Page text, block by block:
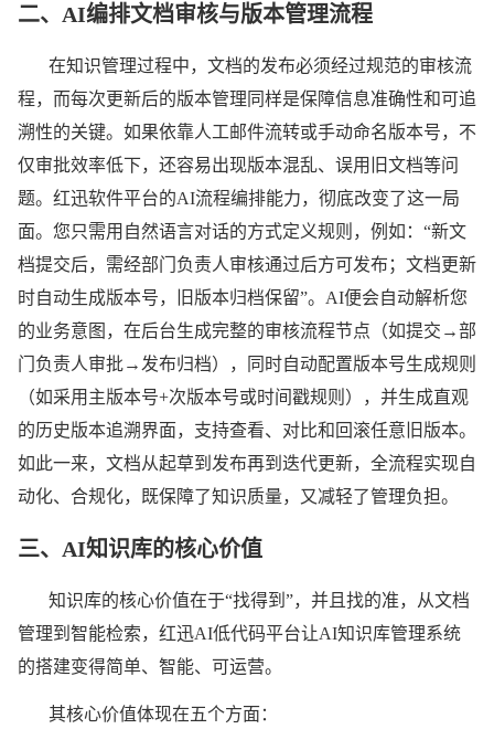
AI低代码开
发平台
知识库管理
系统搭建
二、 AI编排文档审核与版本管理流程
在知识管理过程中，文档的发布必须经过规范的审核流
程，而每次更新后的版本管理同样是保障信息准确性和可追
溯性的关键。如果依靠人工邮件流转或手动命名版本号，不
仅审批效率低下，还容易出现版本混乱、误用旧文档等问
题。红迅软件平台的AI流程编排能力，彻底改变了这一局
面。您只需用自然语言对话的方式定义规则，例如：“新文
档提交后，需经部门负责人审核通过后方可发布；文档更新
时自动生成版本号，旧版本归档保留”。AI便会自动解析您
的业务意图，在后台生成完整的审核流程节点（如提交→部
门负责人审批→发布归档），同时自动配置版本号生成规则
（如采用主版本号+次版本号或时间戳规则），并生成直观
的历史版本追溯界面，支持查看、对比和回滚任意旧版本。
如此一来，文档从起草到发布再到迭代更新，全流程实现自
动化、合规化，既保障了知识质量，又减轻了管理负担。
三、 AI知识库的核心价值
知识库的核心价值在于“找得到”，并且找的准，从文档
管理到智能检索，红迅AI低代码平台让AI知识库管理系统
的搭建变得简单、智能、可运营。
其核心价值体现在五个方面：